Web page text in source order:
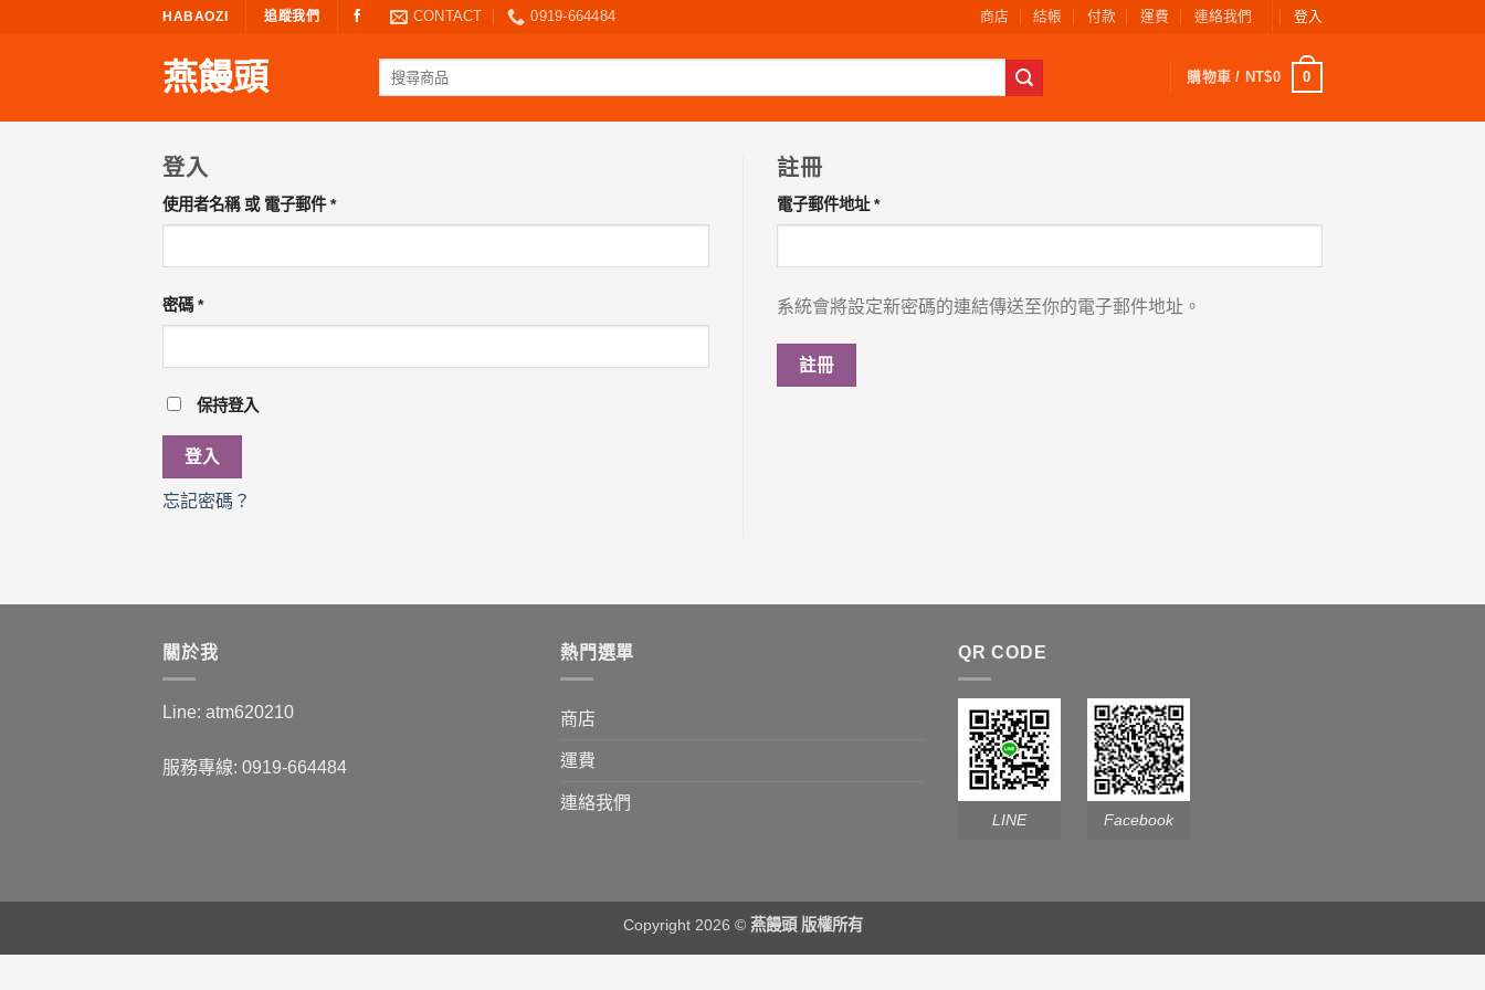
HABAOZI 追蹤我們 CONTACT 0919-664484 商店 結帳 付款 運費 連絡我們 登入
燕饅頭 購物車 / NT$0 0
登入
使用者名稱 或 電子郵件*必
填
密碼*必
填
保持登入
登入
忘記密碼？
註冊
電子郵件地址*必
填
系統會將設定新密碼的連結傳送至你的電子郵件地址。
註冊
關於我
Line: atm620210
服務專線: 0919-664484
熱門選單
商店
運費
連絡我們
QR CODE
LINE Facebook
Copyright 2026 © 燕饅頭 版權所有